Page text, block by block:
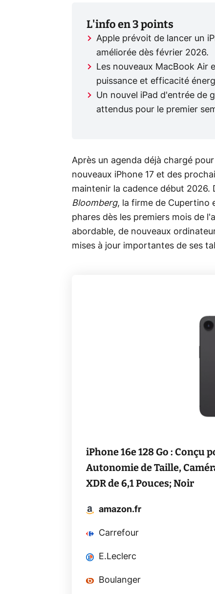
L'info en 3 points
Apple prévoit de lancer un
améliorée dès février 2026.
Les nouveaux MacBook Air
puissance et efficacité
Un nouvel iPad d'entrée de
attendus pour le premier
Après un agenda déjà chargé
nouveaux iPhone 17 et des
maintenir la cadence début 2026.
Bloomberg, la firme de Cupertino
phares dès les premiers mois de
abordable, de nouveaux
mises à jour importantes de ses
iPhone 16e 128 Go : Conçu
Autonomie de Taille,
XDR de 6,1 Pouces; Noir
amazon.fr
Carrefour
E.Leclerc
Boulanger